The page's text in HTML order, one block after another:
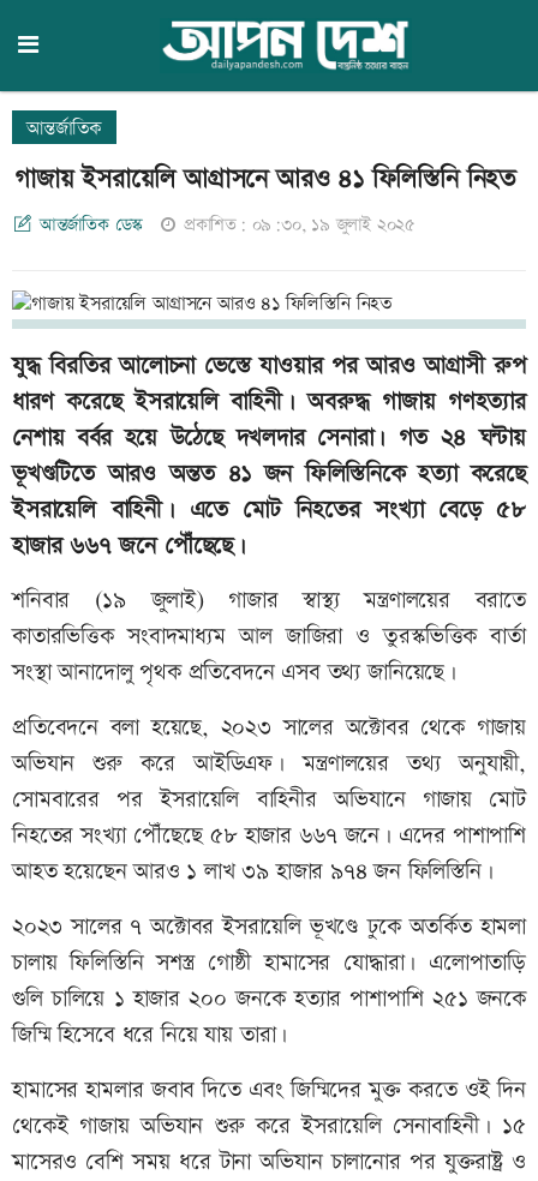
আন্তর্জাতিক
গাজায় ইসরায়েলি আগ্রাসনে আরও ৪১ ফিলিস্তিনি নিহত
আন্তর্জাতিক ডেস্ক প্রকাশিত: ০৯:৩০, ১৯ জুলাই ২০২৫
যুদ্ধ বিরতির আলোচনা ভেস্তে যাওয়ার পর আরও আগ্রাসী রুপ
ধারণ করেছে ইসরায়েলি বাহিনী। অবরুদ্ধ গাজায় গণহত্যার
নেশায় বর্বর হয়ে উঠেছে দখলদার সেনারা। গত ২৪ ঘন্টায়
ভূখণ্ডটিতে আরও অন্তত ৪১ জন ফিলিস্তিনিকে হত্যা করেছে
ইসরায়েলি বাহিনী। এতে মোট নিহতের সংখ্যা বেড়ে ৫৮
হাজার ৬৬৭ জনে পৌঁছেছে।
শনিবার (১৯ জুলাই) গাজার স্বাস্থ্য মন্ত্রণালয়ের বরাতে
কাতারভিত্তিক সংবাদমাধ্যম আল জাজিরা ও তুরস্কভিত্তিক বার্তা
সংস্থা আনাদোলু পৃথক প্রতিবেদনে এসব তথ্য জানিয়েছে।
প্রতিবেদনে বলা হয়েছে, ২০২৩ সালের অক্টোবর থেকে গাজায়
অভিযান শুরু করে আইডিএফ। মন্ত্রণালয়ের তথ্য অনুযায়ী,
সোমবারের পর ইসরায়েলি বাহিনীর অভিযানে গাজায় মোট
নিহতের সংখ্যা পৌঁছেছে ৫৮ হাজার ৬৬৭ জনে। এদের পাশাপাশি
আহত হয়েছেন আরও ১ লাখ ৩৯ হাজার ৯৭৪ জন ফিলিস্তিনি।
২০২৩ সালের ৭ অক্টোবর ইসরায়েলি ভূখণ্ডে ঢুকে অতর্কিত হামলা
চালায় ফিলিস্তিনি সশস্ত্র গোষ্ঠী হামাসের যোদ্ধারা। এলোপাতাড়ি
গুলি চালিয়ে ১ হাজার ২০০ জনকে হত্যার পাশাপাশি ২৫১ জনকে
জিম্মি হিসেবে ধরে নিয়ে যায় তারা।
হামাসের হামলার জবাব দিতে এবং জিম্মিদের মুক্ত করতে ওই দিন
থেকেই গাজায় অভিযান শুরু করে ইসরায়েলি সেনাবাহিনী। ১৫
মাসেরও বেশি সময় ধরে টানা অভিযান চালানোর পর যুক্তরাষ্ট্র ও